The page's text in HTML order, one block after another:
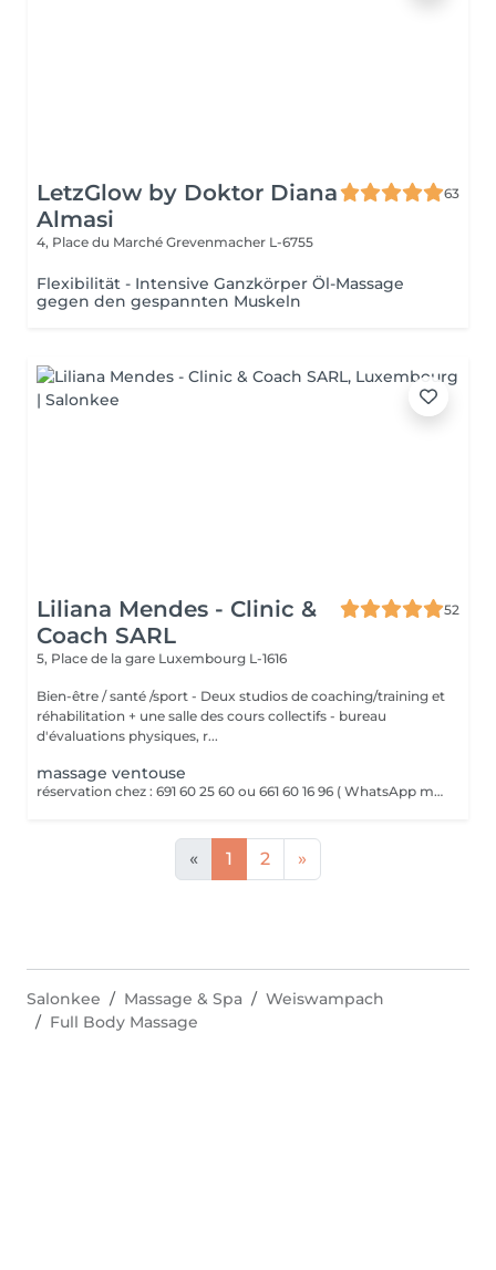
LetzGlow by Doktor Diana
Almasi
63
4, Place du Marché Grevenmacher L-6755
Flexibilität - Intensive Ganzkörper Öl-Massage
gegen den gespannten Muskeln
Liliana Mendes - Clinic &
Coach SARL
52
5, Place de la gare Luxembourg L-1616
Bien-être / santé /sport - Deux studios de coaching/training et
réhabilitation + une salle des cours collectifs - bureau
d'évaluations physiques, r...
massage ventouse
réservation chez : 691 60 25 60 ou 661 60 16 96 ( WhatsApp msg ) VENTOUSES OU CUPPING THERAPY Technique thérapeutique utilisant la succion pour créer une dépression sur la peau. Il améliore la circulation sanguine, décontracte lés muscles, soulage les Dolores et draine les tissus
« 1 2 »
Salonkee Massage & Spa
Weiswampach
Full Body Massage